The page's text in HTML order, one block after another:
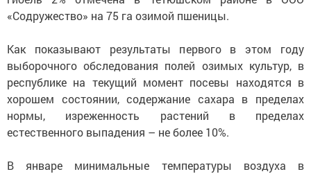
«Содружество» на 75 га озимой пшеницы.
Как показывают результаты первого в этом году
выборочного обследования полей озимых культур, в
республике на текущий момент посевы находятся в
хорошем состоянии, содержание сахара в пределах
нормы, изреженность растений в пределах
естественного выпадения – не более 10%.
В январе минимальные температуры воздуха в